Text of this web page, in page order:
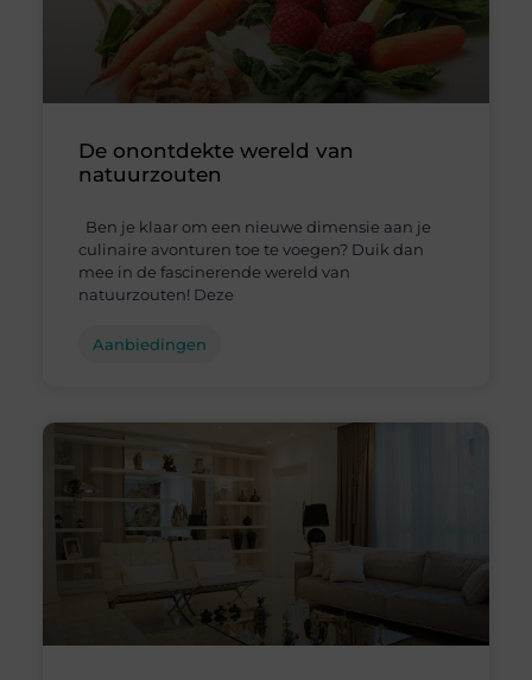
De onontdekte wereld van
natuurzouten
Ben je klaar om een nieuwe dimensie aan je
culinaire avonturen toe te voegen? Duik dan
mee in de fascinerende wereld van
natuurzouten! Deze
Aanbiedingen